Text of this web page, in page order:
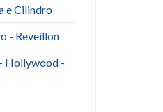
e Cilindro
- Reveillon
Hollywood -